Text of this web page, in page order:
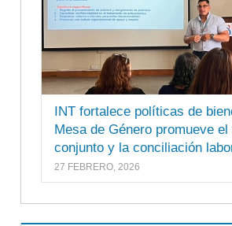
INT fortalece políticas de
Mesa de Género promueve el
conjunto y la conciliación
27 FEBRERO, 2026